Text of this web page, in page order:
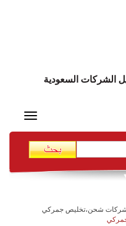
الشركات السعودية
Toggle
شحن،تخليص جمركي